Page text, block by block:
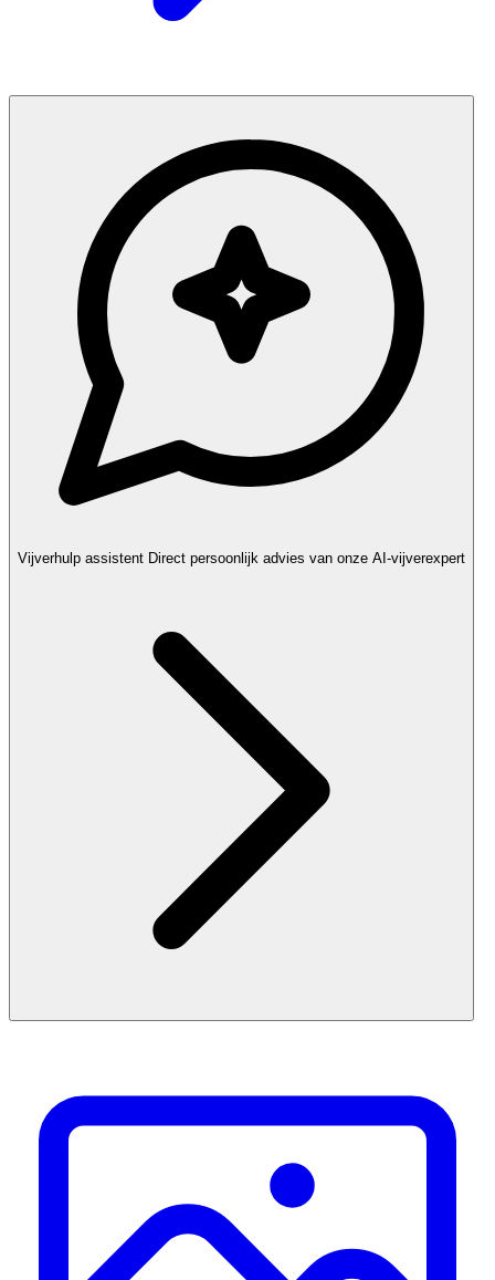
Vijverhulp assistent Direct persoonlijk advies van onze AI-vijverexpert